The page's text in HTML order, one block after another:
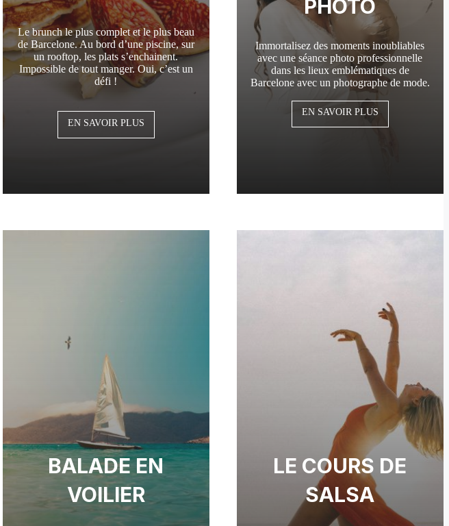
Le brunch le plus complet et le plus beau
de Barcelone. Au bord d’une piscine, sur
un rooftop, les plats s’enchainent.
Impossible de tout manger. Oui, c’est un
défi !
EN SAVOIR PLUS
PHOTO
Immortalisez des moments inoubliables
avec une séance photo professionnelle
dans les lieux emblématiques de
Barcelone avec un photographe de mode.
EN SAVOIR PLUS
BALADE EN
VOILIER
LE COURS DE
SALSA